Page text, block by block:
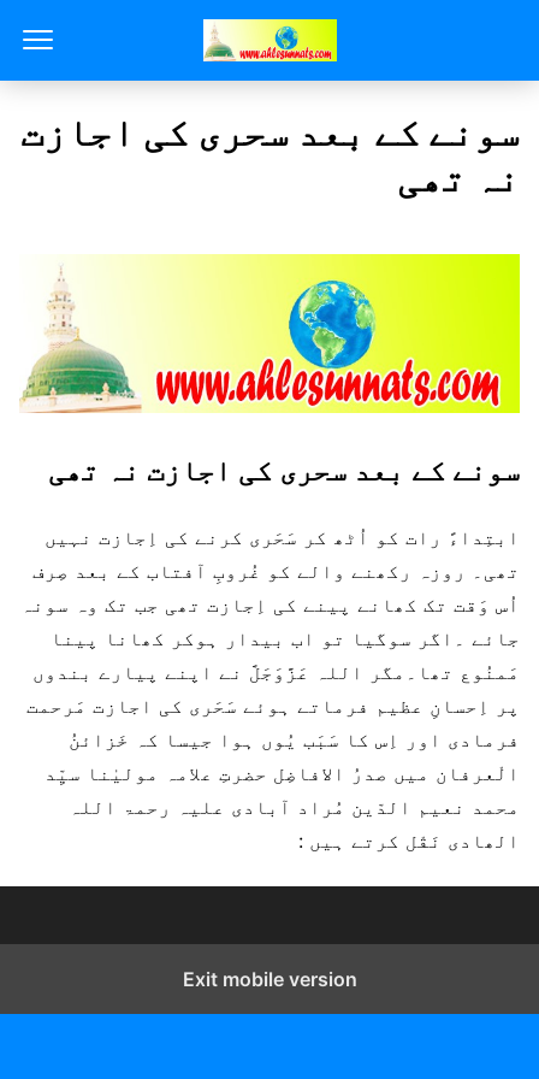
سونے کے بعد سحری کی اجازت
نہ تھی
سونے کے بعد سحری کی اجازت نہ تھی
ابتِداءً رات کو اُٹھ کر سَحَری کرنے کی اِجازت نہیں
تھی۔ روزہ رکھنے والے کو غُروبِ آفتاب کے بعد صِرف
اُس وَقت تک کھانے پینے کی اِجازت تھی جب تک وہ سونہ
جائے ۔اگر سوگیا تو اب بیدار ہوکر کھانا پینا
مَمنُوع تھا۔مگر اللہ عَزَّوَجَلَّ نے اپنے پیارے بندوں
پر اِحسانِ عظیم فرماتے ہوئے سَحَری کی اجازت مَرحمت
فرمادی اور اِس کا سَبَب یُوں ہوا جیسا کہ خَزائنُ
الْعرفان میں صدرُ الافاضِل حضرتِ علامہ مولیٰنا سیِّد
محمد نعیم الدّین مُراد آبادی علیہ رحمۃ اللہ
الھادی نَقْل کرتے ہیں :
Exit mobile version